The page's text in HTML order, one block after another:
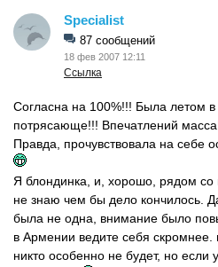
Specialist
87 сообщений
18 фев 2007 12:11
Ссылка
Согласна на 100%!!! Была летом в
потрясающе!!! Впечатлений
Правда, прочувствовала на себе
Я блондинка, и, хорошо, рядом со
не знаю чем бы дело кончилось.
была не одна, внимание было
в Армении ведите себя скромнее.
никто особенно не будет, но если